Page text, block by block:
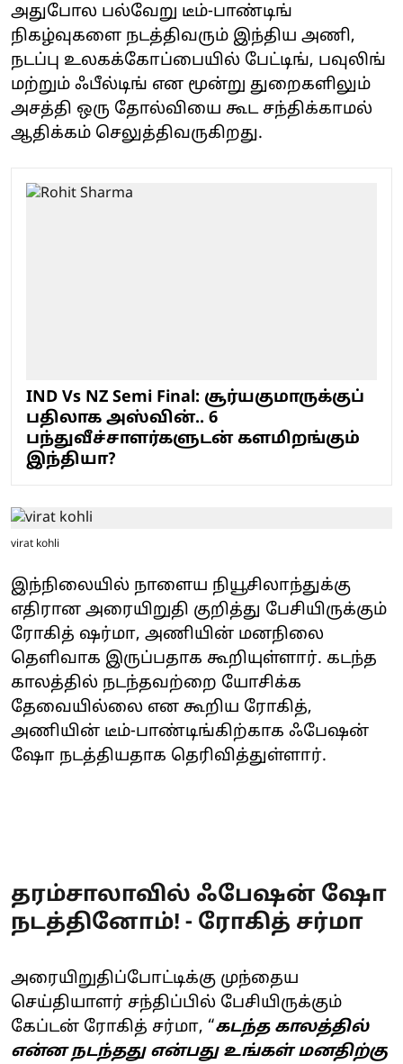
அதுபோல பல்வேறு டீம்-பாண்டிங்
நிகழ்வுகளை நடத்திவரும் இந்திய அணி,
நடப்பு உலகக்கோப்பையில் பேட்டிங், பவுலிங்
மற்றும் ஃபீல்டிங் என மூன்று துறைகளிலும்
அசத்தி ஒரு தோல்வியை கூட சந்திக்காமல்
ஆதிக்கம் செலுத்திவருகிறது.
IND Vs NZ Semi Final: சூர்யகுமாருக்குப்
பதிலாக அஸ்வின்.. 6
பந்துவீச்சாளர்களுடன் களமிறங்கும்
இந்தியா?
virat kohli
இந்நிலையில் நாளைய நியூசிலாந்துக்கு
எதிரான அரையிறுதி குறித்து பேசியிருக்கும்
ரோகித் ஷர்மா, அணியின் மனநிலை
தெளிவாக இருப்பதாக கூறியுள்ளார். கடந்த
காலத்தில் நடந்தவற்றை யோசிக்க
தேவையில்லை என கூறிய ரோகித்,
அணியின் டீம்-பாண்டிங்கிற்காக ஃபேஷன்
ஷோ நடத்தியதாக தெரிவித்துள்ளார்.
தரம்சாலாவில் ஃபேஷன் ஷோ
நடத்தினோம்! - ரோகித் சர்மா
அரையிறுதிப்போட்டிக்கு முந்தைய
செய்தியாளர் சந்திப்பில் பேசியிருக்கும்
கேப்டன் ரோகித் சர்மா, “கடந்த காலத்தில்
என்ன நடந்தது என்பது உங்கள் மனதிற்கு